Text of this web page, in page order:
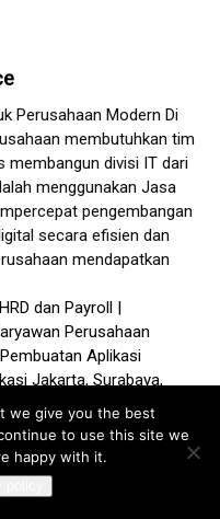
Perusahaan Modern Di
membutuhkan tim
membangun divisi IT dari
menggunakan Jasa
pengembangan
secara efisien dan
mendapatkan
we give you the best
to use this site we
happy with it.